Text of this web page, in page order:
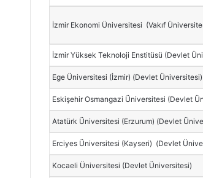
İzmir Ekonomi Üniversitesi (Vakıf
İzmir Yüksek Teknoloji Enstitüsü (Devlet
Ege Üniversitesi (İzmir) (Devlet Üniversitesi)
Eskişehir Osmangazi Üniversitesi (Devlet
Atatürk Üniversitesi (Erzurum) (Devlet
Erciyes Üniversitesi (Kayseri) (Devlet
Kocaeli Üniversitesi (Devlet Üniversitesi)